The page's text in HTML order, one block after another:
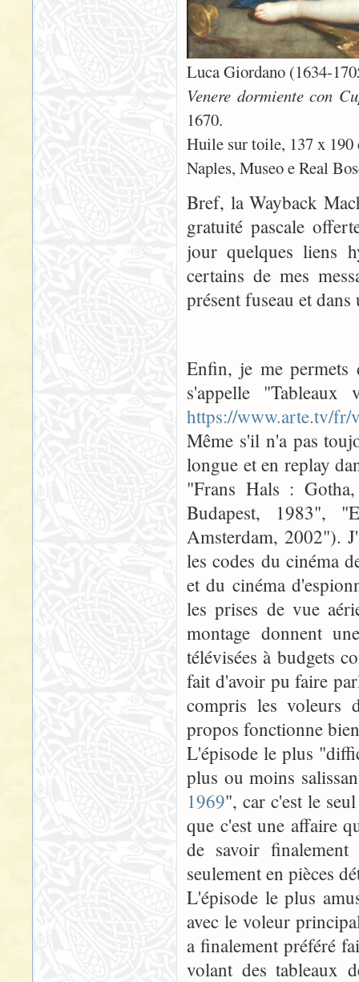
Luca Giordano (1634-
Venere dormiente con
1670.
Huile sur toile, 137 x 190
Naples, Museo e Real
Bref, la Wayback
gratuité pascale
jour quelques liens
certains de mes
présent fuseau et
Enfin, je me permets
s'appelle
https://www.arte.tv/fr/
Même s'il n'a pas
longue et en replay
"Frans Hals :
Budapest, 1983",
Amsterdam, 2002").
les codes du cinéma
et du cinéma
les prises de vue
montage donnent
télévisées à budgets
fait d'avoir pu faire
compris les voleurs
propos fonctionne
L'épisode le plus
plus ou moins
1969", car c'est le
que c'est une affaire
de savoir
seulement en pièces
L'épisode le plus
avec le voleur
a finalement préféré
volant des tableaux